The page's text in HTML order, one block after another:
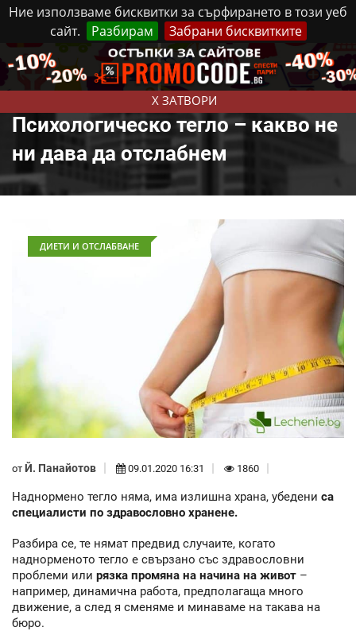
Ние използваме бисквитки за сърфирането в този уеб
сайт.
Разбирам Забрани бисквитките
X ЗАТВОРИ
Петък, 7 Август, 2026 Реклама Контакти
Психологическо тегло – какво не
ни дава да отслабнем
ДИЕТИ И ОТСЛАБВАНЕ
от Й. Панайотов 09.01.2020 16:31 1860
Наднормено тегло няма, има излишна храна, убедени са
специалисти по здравословно хранене.
Разбира се, те нямат предвид случаите, когато
наднорменото тегло е свързано със здравословни
проблеми или рязка промяна на начина на живот –
например, динамична работа, предполагаща много
движение, а след я сменяме и минаваме на такава на
бюро.